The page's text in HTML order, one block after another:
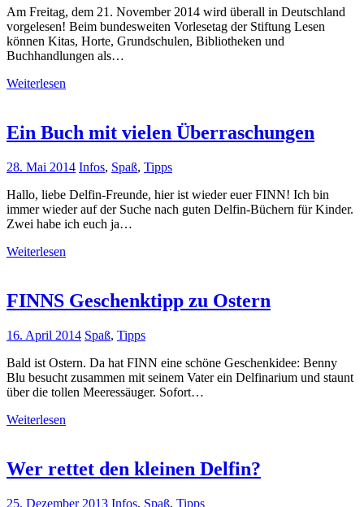
Am Freitag, dem 21. November 2014 wird überall in Deutschland
vorgelesen! Beim bundesweiten Vorlesetag der Stiftung Lesen
können Kitas, Horte, Grundschulen, Bibliotheken und
Buchhandlungen als…
Weiterlesen
Ein Buch mit vielen Überraschungen
28. Mai 2014 Infos, Spaß, Tipps
Hallo, liebe Delfin-Freunde, hier ist wieder euer FINN! Ich bin
immer wieder auf der Suche nach guten Delfin-Büchern für Kinder.
Zwei habe ich euch ja…
Weiterlesen
FINNS Geschenktipp zu Ostern
16. April 2014 Spaß, Tipps
Bald ist Ostern. Da hat FINN eine schöne Geschenkidee: Benny
Blu besucht zusammen mit seinem Vater ein Delfinarium und staunt
über die tollen Meeressäuger. Sofort…
Weiterlesen
Wer rettet den kleinen Delfin?
25. Dezember 2013 Infos, Spaß, Tipps